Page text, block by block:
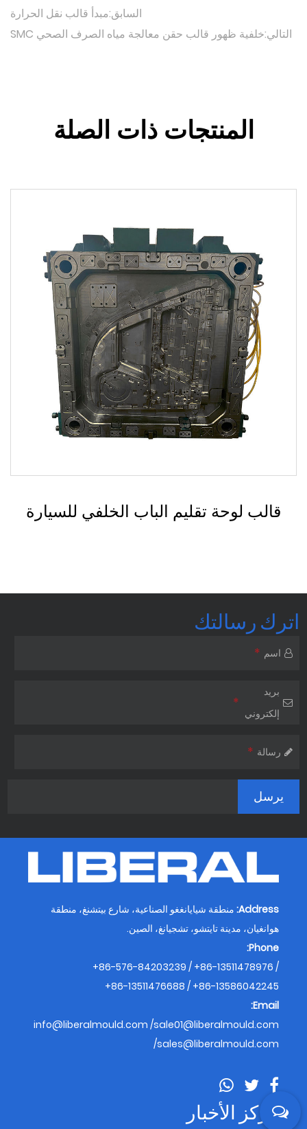
السابق:مبدأ قالب نقل الحرارة
التالي:خلفية ظهور قالب حقن معالجة مياه الصرف الصحي SMC
المنتجات ذات الصلة
قالب نظام التشغيل الساخن للسيارات
اترك رسالتك
اسم *
بريد
إلكتروني
*
رسالة *
Address: منطقة شيايانغغو الصناعية، شارع بيتشنغ، منطقة
هوانغيان، مدينة تايتشو، تشجيانغ، الصين.
Phone:
+86-576-84203239 / +86-13511478976 /
+86-13511476688 / +86-13586042245
Email:
info@liberalmould.com /sale01@liberalmould.com
/sales@liberalmould.com
مركز الأخبار